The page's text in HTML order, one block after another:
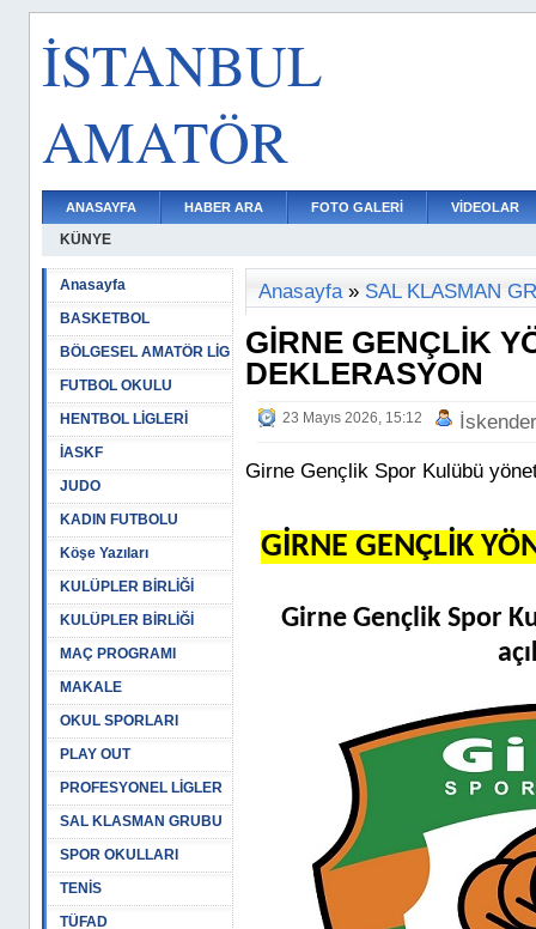
İSTANBUL
AMATÖR
ANASAYFA HABER ARA FOTO GALERİ VİDEOLAR
KÜNYE
Anasayfa
BASKETBOL
BÖLGESEL AMATÖR LİG
FUTBOL OKULU
HENTBOL LİGLERİ
İASKF
JUDO
KADIN FUTBOLU
Köşe Yazıları
KULÜPLER BİRLİĞİ
KULÜPLER BİRLİĞİ
MAÇ PROGRAMI
MAKALE
OKUL SPORLARI
PLAY OUT
PROFESYONEL LİGLER
SAL KLASMAN GRUBU
SPOR OKULLARI
TENİS
TÜFAD
Anasayfa» SAL KLASMAN
GİRNE GENÇLİK
DEKLERASYON
23 Mayıs 2026, 15:12
Girne Gençlik Spor Kulübü
GİRNE GENÇLİK
Girne Gençlik Spor